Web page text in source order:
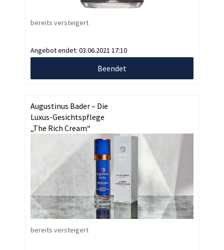
bereits versteigert
Angebot endet: 03.06.2021 17:10
Beendet
Augustinus Bader – Die
Luxus-Gesichtspflege
„The Rich Cream“
bereits versteigert